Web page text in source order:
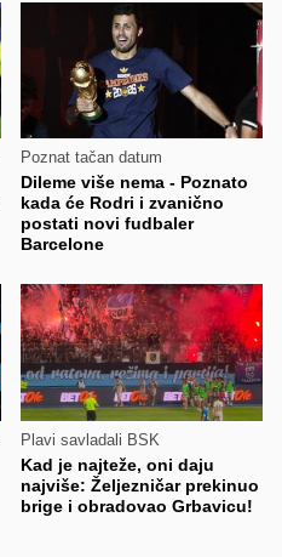
Poznat tačan datum
Dileme više nema - Poznato
kada će Rodri i zvanično
postati novi fudbaler
Barcelone
Plavi savladali BSK
Kad je najteže, oni daju
najviše: Željezničar prekinuo
brige i obradovao Grbavicu!